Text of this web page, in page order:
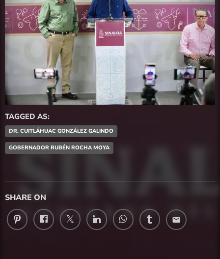
TAGGED AS:
DR. CUITLÁHUAC GONZÁLEZ GALINDO
GOBERNADOR RUBÉN ROCHA MOYA
SHARE ON
email